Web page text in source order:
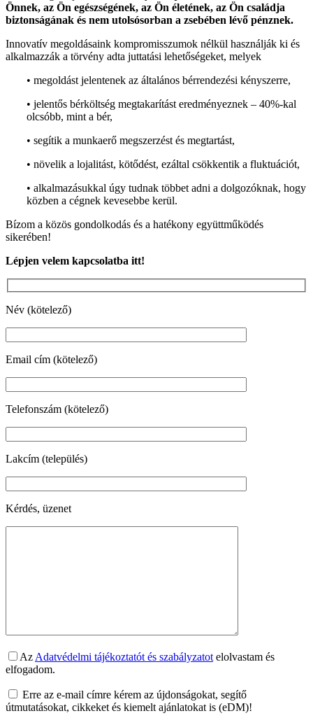
Önnek, az Ön egészségének, az Ön életének, az Ön családja
biztonságának és nem utolsósorban a zsebében lévő pénznek.
Innovatív megoldásaink kompromisszumok nélkül használják ki és
alkalmazzák a törvény adta juttatási lehetőségeket, melyek
• megoldást jelentenek az általános bérrendezési kényszerre,
• jelentős bérköltség megtakarítást eredményeznek – 40%-kal
olcsóbb, mint a bér,
• segítik a munkaerő megszerzést és megtartást,
• növelik a lojalitást, kötődést, ezáltal csökkentik a fluktuációt,
• alkalmazásukkal úgy tudnak többet adni a dolgozóknak, hogy
közben a cégnek kevesebbe kerül.
Bízom a közös gondolkodás és a hatékony együttműködés
sikerében!
Lépjen velem kapcsolatba itt!
Név (kötelező)
Email cím (kötelező)
Telefonszám (kötelező)
Lakcím (település)
Kérdés, üzenet
Az Adatvédelmi tájékoztatót és szabályzatot elolvastam és
elfogadom.
Erre az e-mail címre kérem az újdonságokat, segítő
útmutatásokat, cikkeket és kiemelt ajánlatokat is (eDM)!